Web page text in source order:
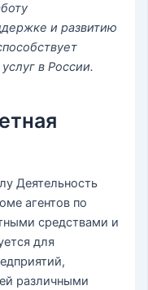
и развитию
в России.
Деятельность
агентов по
средствами и
для
различными